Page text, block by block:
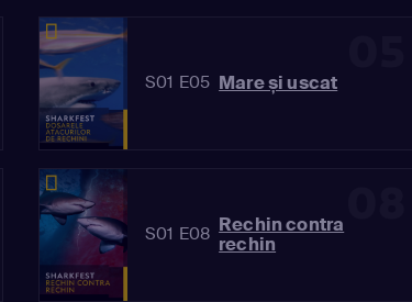
S01 E05 Mare și uscat
S01 E08 Rechin contra
rechin